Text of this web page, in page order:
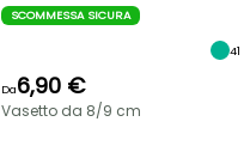
SCOMMESSA SICURA
41
Da6,90 €
Vasetto da 8/9 cm